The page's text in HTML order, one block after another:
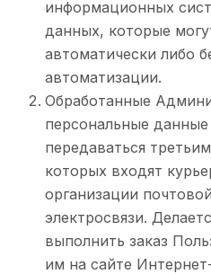
информационных
данных, которые
автоматически либо
автоматизации.
Обработанные
персональные
передаваться
которых входят
организации
электросвязи.
выполнить заказ
им на сайте